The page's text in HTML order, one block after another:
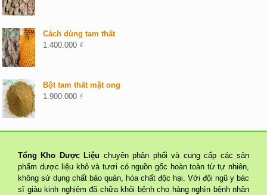
Cách dùng tam thất
1.400.000 ₫
Bột tam thất mật ong
1.900.000 ₫
Tổng Kho Dược Liệu chuyên phân phối và cung cấp các sản
phẩm dược liệu khô và tươi có nguồn gốc hoàn toàn từ tự nhiên,
không sử dụng chất bảo quản, hóa chất độc hại. Với đội ngũ y bác
sĩ giàu kinh nghiệm đã chữa khỏi bệnh cho hàng nghìn bệnh nhân